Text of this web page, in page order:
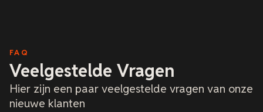
FAQ
Veelgestelde Vragen
Hier zijn een paar veelgestelde vragen van onze
nieuwe klanten